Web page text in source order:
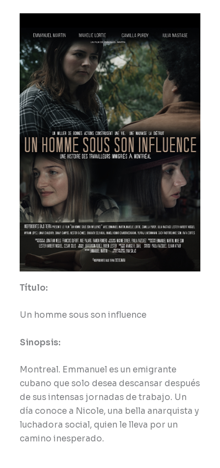
Título:
Un homme sous son influence
Sinopsis:
Montreal. Emmanuel es un emigrante
cubano que solo desea descansar después
de sus intensas jornadas de trabajo. Un
día conoce a Nicole, una bella anarquista y
luchadora social, quien le lleva por un
camino inesperado.